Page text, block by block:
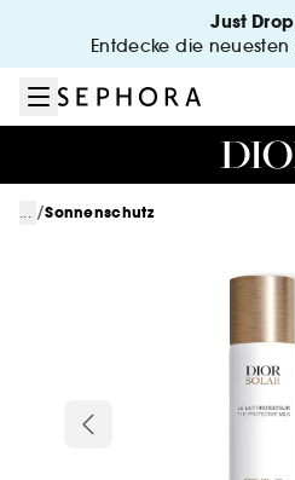
Just
Entdecke die
... /Sonnenschutz